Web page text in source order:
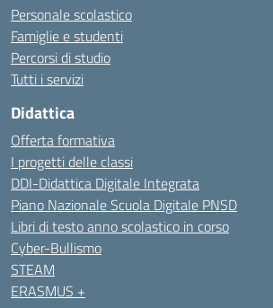
Personale scolastico
Famiglie e studenti
Percorsi di studio
Tutti i servizi
Didattica
Offerta formativa
I progetti delle classi
DDI-Didattica Digitale Integrata
Piano Nazionale Scuola Digitale PNSD
Libri di testo anno scolastico in corso
Cyber-Bullismo
STEAM
ERASMUS +